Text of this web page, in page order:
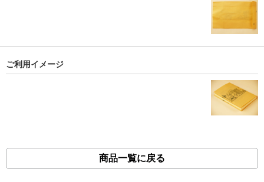
ご利用イメージ
商品一覧に戻る